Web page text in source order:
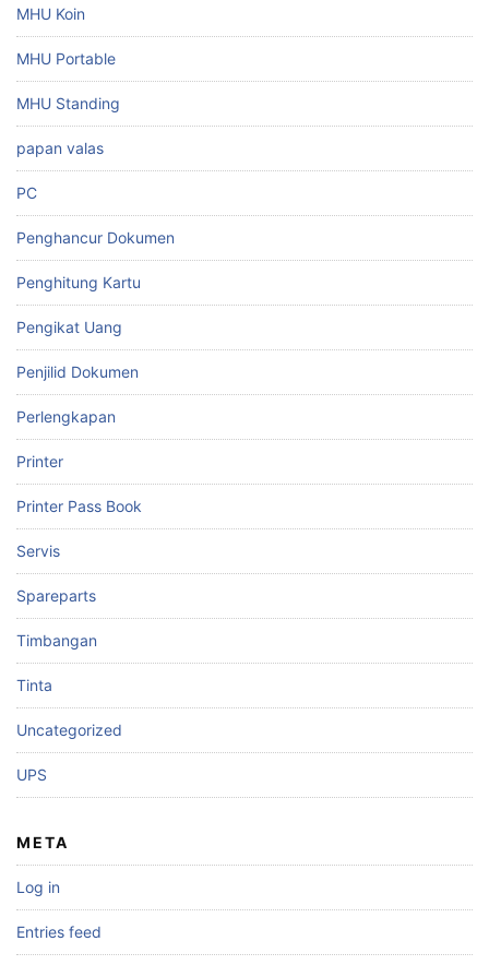
MHU Koin
MHU Portable
MHU Standing
papan valas
PC
Penghancur Dokumen
Penghitung Kartu
Pengikat Uang
Penjilid Dokumen
Perlengkapan
Printer
Printer Pass Book
Servis
Spareparts
Timbangan
Tinta
Uncategorized
UPS
META
Log in
Entries feed